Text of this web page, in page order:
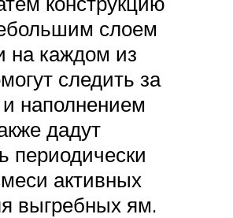
слоем
на каждом из
следить за
наполнением
дадут
периодически
активных
выгребных ям.